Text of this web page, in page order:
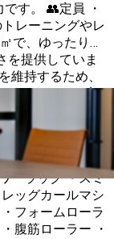
定員 ・
レーニングやレ
を提供していま
スタッフはお客
サポートを提供
レーニング後の
ミは各自お持
ッグカールマシ
フォームローラ
腹筋ローラー ・